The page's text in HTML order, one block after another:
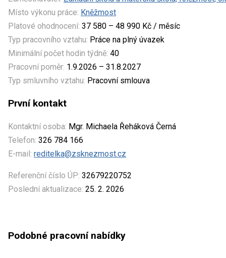
Místo výkonu práce: Kněžmost
Platové ohodnocení: 37 580 – 48 990 Kč / měsíc
Typ pracovního vztahu: Práce na plný úvazek
Minimální počet hodin týdně: 40
Pracovní poměr: 1.9.2026 – 31.8.2027
Typ smluvního vztahu: Pracovní smlouva
První kontakt
Kontaktní osoba: Mgr. Michaela Řeháková Černá
Telefon: 326 784 166
E-mail: reditelka@zsknezmost.cz
Referenční číslo ÚP: 32679220752
Poslední aktualizace: 25. 2. 2026
Podobné pracovní nabídky